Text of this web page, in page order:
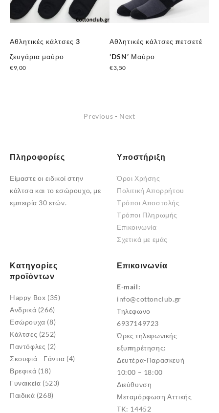
Αθλητικές κάλτσες 3
ζευγάρια μαύρο
€9,00
Αθλητικές κάλτσες πετσετέ
‘DSN’ Μαύρο
€3,50
Οι
μπορούν
να
επιλεγούν
στη
σελίδα
του
Previous - Next
Πληροφορίες
Είμαστε οι ειδικοί στην
κάλτσα και το εσώρουχο, με
εμπειρία 30 ετών.
Υποστήριξη
Όροι Χρήσης
Πολιτική Απορρήτου
Τρόποι Αποστολής
Τρόποι Πληρωμής
Επικοινωνία
Σχετικά με εμάς
Κατηγορίες
προϊόντων
Happy Box (35)
Ανδρικά (266)
Εσώρουχα (8)
Κάλτσες (252)
Παντόφλες (2)
Σκουφιά - Γάντια (4)
Βρεφικά (18)
Γυναικεία (523)
Παιδικά (268)
Επικοινωνία
E-mail:
info@cottonclub.gr
Τηλεφωνο
6937149723
Ώρες τηλεφωνικής
εξυπηρέτησης:
Δευτέρα-Παρασκευή
10:00 – 18:00
Διεύθυνση
Μεταμόρφωση Αττικής
TK: 14452